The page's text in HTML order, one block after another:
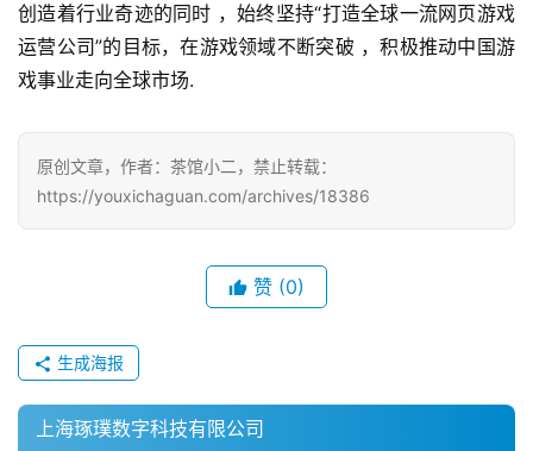
单
机
游
休
闲
创造着行业奇迹的同时 ，始终坚持“打造全球一流网页游戏
运营公司”的目标，在游戏领域不断突破 ，积极推动中国游
戏事业走向全球市场.
原创文章，作者：茶馆小二，禁止转载：
https://youxichaguan.com/archives/18386
赞 (0)
生成海报
上海琢璞数字科技有限公司